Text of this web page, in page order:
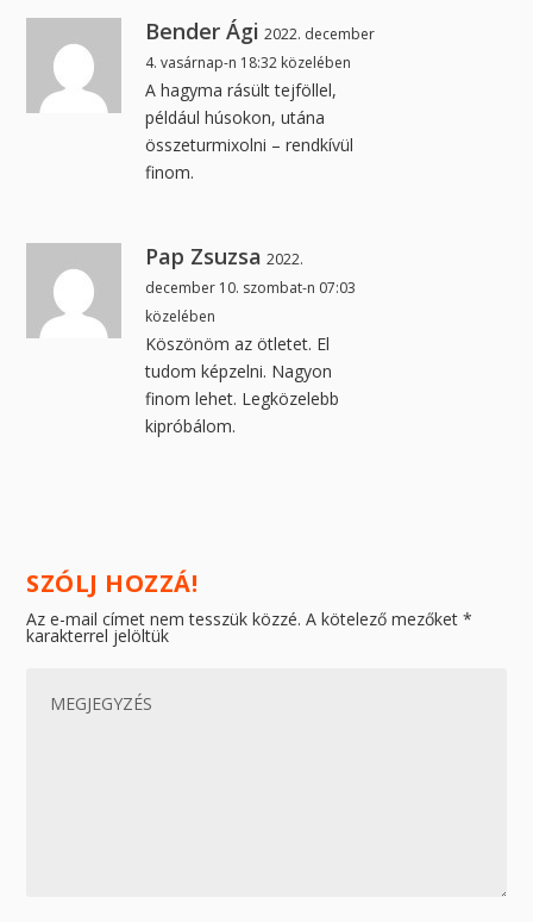
Bender Ági 2022. december
4. vasárnap-n 18:32 közelében
A hagyma rásült tejföllel,
például húsokon, utána
összeturmixolni – rendkívül
finom.
Pap Zsuzsa 2022.
december 10. szombat-n 07:03
közelében
Köszönöm az ötletet. El
tudom képzelni. Nagyon
finom lehet. Legközelebb
kipróbálom.
SZÓLJ HOZZÁ!
Az e-mail címet nem tesszük közzé. A kötelező mezőket*
karakterrel jelöltük